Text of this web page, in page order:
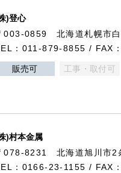
)登心
003-0859 北海道札幌市
：011-879-8855 / FAX
販売可 工事・取付可
)村本金属
078-8231 北海道旭川市2
：0166-23-1155 / FAX